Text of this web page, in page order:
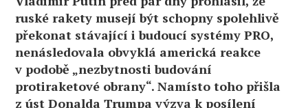
ruské rakety musejí být schopny spolehlivě
překonat stávající i budoucí systémy PRO,
nenásledovala obvyklá americká reakce
v podobě „nezbytnosti budování
protiraketové obrany“. Namísto toho přišla
z úst Donalda Trumpa výzva k posílení